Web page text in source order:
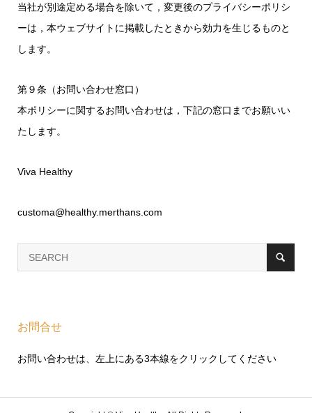
当社が別途定める場合を除いて，変更後のプライバシーポリシ
ーは，本ウェブサイトに掲載したときから効力を生じるものと
します。
第９条（お問い合わせ窓口）
本ポリシーに関するお問い合わせは，下記の窓口までお願いい
たします。
Viva Healthy
customa@healthy.merthans.com
お問合せ
お問い合わせは、左上にある3本線をクリックしてください